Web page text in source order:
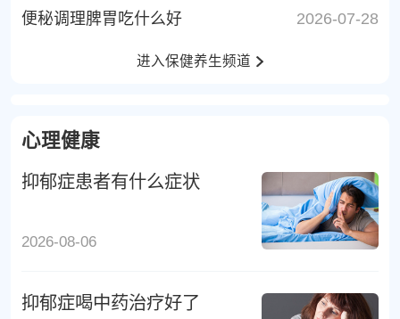
2026-07-28
便秘调理脾胃吃什么好
进入保健养生频道
心理健康
抑郁症患者有什么症状
2026-08-06
抑郁症喝中药治疗好了